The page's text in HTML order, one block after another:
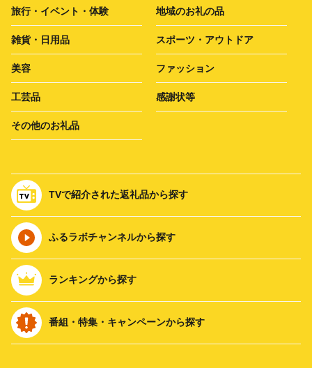
旅行・イベント・体験 地域のお礼の品
雑貨・日用品 スポーツ・アウトドア
美容 ファッション
工芸品 感謝状等
その他のお礼品
TVで紹介された返礼品から探す
ふるラボチャンネルから探す
ランキングから探す
番組・特集・キャンペーンから探す